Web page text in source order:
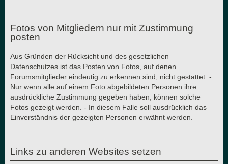
Fotos von Mitgliedern nur mit Zustimmung
posten
Aus Gründen der Rücksicht und des gesetzlichen
Datenschutzes ist das Posten von Fotos, auf denen
Forumsmitglieder eindeutig zu erkennen sind, nicht gestattet. -
Nur wenn alle auf einem Foto abgebildeten Personen ihre
ausdrückliche Zustimmung gegeben haben, können solche
Fotos gezeigt werden. - In diesem Falle soll ausdrücklich das
Einverständnis der gezeigten Personen erwähnt werden.
Links zu anderen Websites setzen